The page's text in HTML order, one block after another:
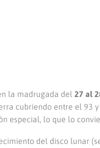
la madrugada del 27 al
cubriendo entre el 93
especial, lo que lo
del disco lunar